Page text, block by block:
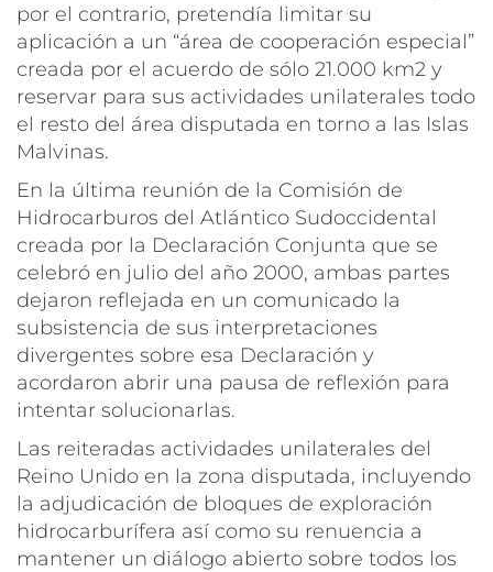
por el contrario, pretendía limitar su
aplicación a un “área de cooperación especial”
creada por el acuerdo de sólo 21.000 km2 y
reservar para sus actividades unilaterales todo
el resto del área disputada en torno a las Islas
Malvinas.
En la última reunión de la Comisión de
Hidrocarburos del Atlántico Sudoccidental
creada por la Declaración Conjunta que se
celebró en julio del año 2000, ambas partes
dejaron reflejada en un comunicado la
subsistencia de sus interpretaciones
divergentes sobre esa Declaración y
acordaron abrir una pausa de reflexión para
intentar solucionarlas.
Las reiteradas actividades unilaterales del
Reino Unido en la zona disputada, incluyendo
la adjudicación de bloques de exploración
hidrocarburífera así como su renuencia a
mantener un diálogo abierto sobre todos los